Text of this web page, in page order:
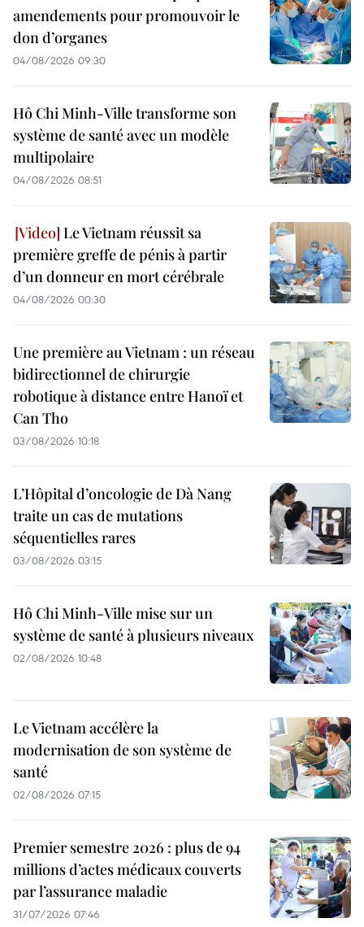
amendements pour promouvoir le
don d’organes
04/08/2026 09:30
Hô Chi Minh-Ville transforme son
système de santé avec un modèle
multipolaire
04/08/2026 08:51
Le Vietnam réussit sa
première greffe de pénis à partir
d’un donneur en mort cérébrale
04/08/2026 00:30
Une première au Vietnam : un réseau
bidirectionnel de chirurgie
robotique à distance entre Hanoï et
Can Tho
03/08/2026 10:18
L’Hôpital d’oncologie de Dà Nang
traite un cas de mutations
séquentielles rares
03/08/2026 03:15
Hô Chi Minh-Ville mise sur un
système de santé à plusieurs niveaux
02/08/2026 10:48
Le Vietnam accélère la
modernisation de son système de
santé
02/08/2026 07:15
Premier semestre 2026 : plus de 94
millions d’actes médicaux couverts
par l’assurance maladie
31/07/2026 07:46